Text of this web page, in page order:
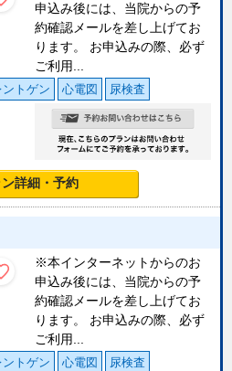
申込み後には、当院からの予
約確認メールを差し上げてお
ります。 お申込みの際、必ず
ご利用...
ントゲン 心電図 尿検査
詳細・予約
※本インターネットからのお
申込み後には、当院からの予
約確認メールを差し上げてお
ります。 お申込みの際、必ず
ご利用...
ントゲン 心電図
尿検査